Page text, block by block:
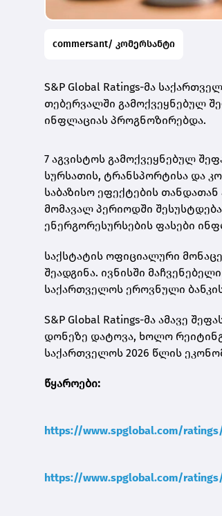
commersant/ კომერსანტი
S&P Global Ratings-მა
თებერვალში გამოქვეყნებულ
ინფლაციას პროგნოზირებდა.
7 აგვისტოს გამოქვეყნებულ
სურსათის, ტრანსპორტისა და
საბაზისო ეფექტების
მომავალ პერიოდში
ენერგორესურსების ფასები
საქსტატის ოფიციალური
შეადგინა. ივნისში
საქართველოს ეროვნული
S&P Global Ratings-მა ამავე
დონეზე დატოვა, ხოლო
საქართველოს 2026 წლის
წყაროები:
https://www.spglobal.com/
https://www.spglobal.com/